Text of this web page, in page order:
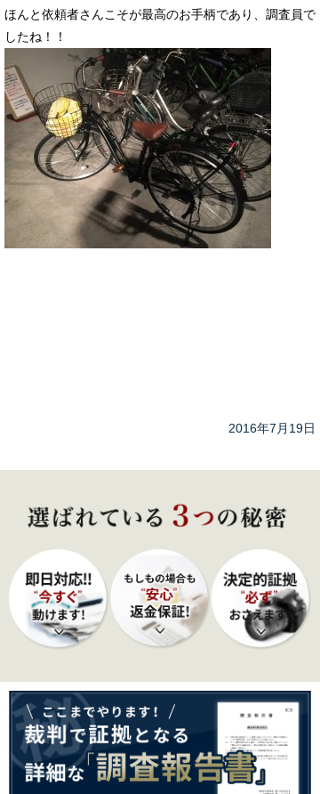
ほんと依頼者さんこそが最高のお手柄であり、調査員で
したね！！
2016年7月19日